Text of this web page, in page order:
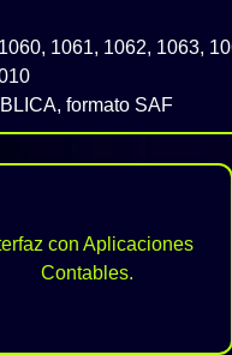
1061, 1062, 1063,
formato SAF
con Aplicaciones
Contables.